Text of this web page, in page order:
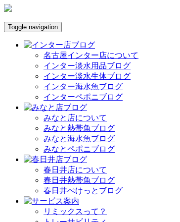
Toggle navigation
名古屋インター店について
インター淡水用品ブログ
インター淡水生体ブログ
インター海水魚ブログ
インターペポニブログ
みなと店について
みなと熱帯魚ブログ
みなと海水魚ブログ
みなとペポニブログ
春日井店について
春日井熱帯魚ブログ
春日井ぺけっとブログ
リミックスって？